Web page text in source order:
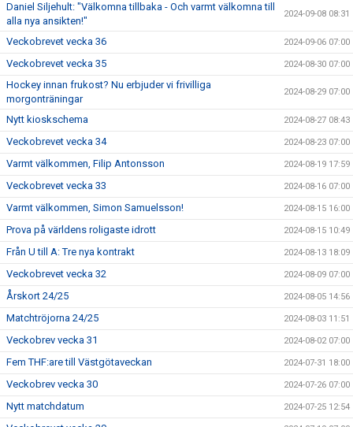
Daniel Siljehult: "Välkomna tillbaka - Och varmt välkomna till
alla nya ansikten!"
2024-09-08 08:31
Veckobrevet vecka 36 2024-09-06 07:00
Veckobrevet vecka 35 2024-08-30 07:00
Hockey innan frukost? Nu erbjuder vi frivilliga
morgonträningar
2024-08-29 07:00
Nytt kioskschema 2024-08-27 08:43
Veckobrevet vecka 34 2024-08-23 07:00
Varmt välkommen, Filip Antonsson 2024-08-19 17:59
Veckobrevet vecka 33 2024-08-16 07:00
Varmt välkommen, Simon Samuelsson! 2024-08-15 16:00
Prova på världens roligaste idrott 2024-08-15 10:49
Från U till A: Tre nya kontrakt 2024-08-13 18:09
Veckobrevet vecka 32 2024-08-09 07:00
Årskort 24/25 2024-08-05 14:56
Matchtröjorna 24/25 2024-08-03 11:51
Veckobrev vecka 31 2024-08-02 07:00
Fem THF:are till Västgötaveckan 2024-07-31 18:00
Veckobrev vecka 30 2024-07-26 07:00
Nytt matchdatum 2024-07-25 12:54